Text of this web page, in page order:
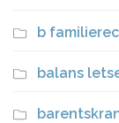
b
balans